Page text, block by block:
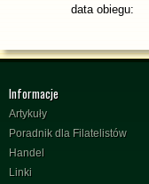
data obiegu:
Informacje
Artykuły
Poradnik dla Filatelistów
Handel
Linki